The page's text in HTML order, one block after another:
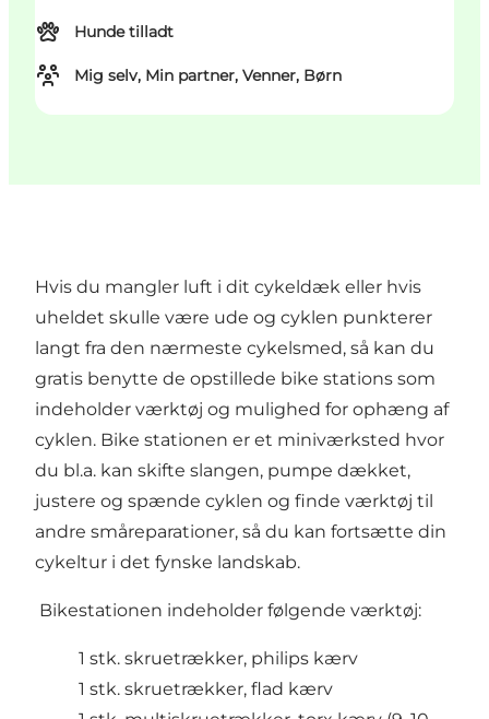
Hunde tilladt
Mig selv, Min partner, Venner, Børn
Hvis du mangler luft i dit cykeldæk eller hvis
uheldet skulle være ude og cyklen punkterer
langt fra den nærmeste cykelsmed, så kan du
gratis benytte de opstillede bike stations som
indeholder værktøj og mulighed for ophæng af
cyklen. Bike stationen er et miniværksted hvor
du bl.a. kan skifte slangen, pumpe dækket,
justere og spænde cyklen og finde værktøj til
andre småreparationer, så du kan fortsætte din
cykeltur i det fynske landskab.
Bikestationen indeholder følgende værktøj:
1 stk. skruetrækker, philips kærv
1 stk. skruetrækker, flad kærv